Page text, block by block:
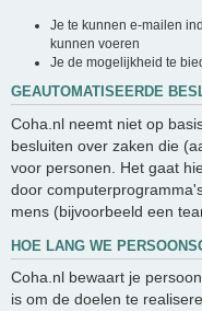
Je te kunnen e-mailen
kunnen voeren
Je de mogelijkheid te
GEAUTOMATISEERDE
Coha.nl neemt niet op
besluiten over zaken die
voor personen. Het gaat
door
mens (bijvoorbeeld een
HOE LANG WE
Coha.nl bewaart je
is om de doelen te